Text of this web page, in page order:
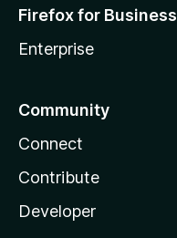
Firefox for Business
Enterprise
Community
Connect
Contribute
Developer